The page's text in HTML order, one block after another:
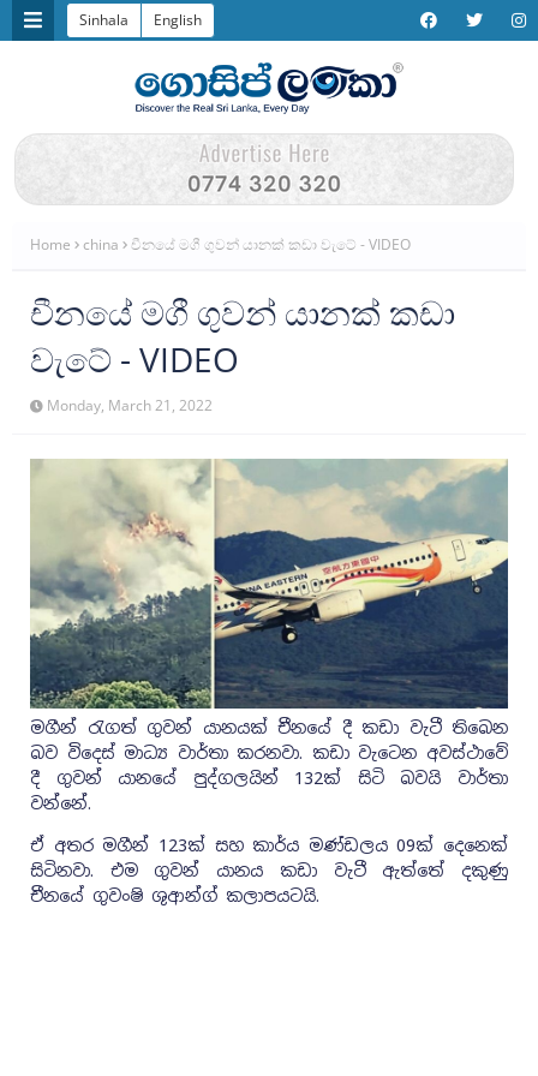
Sinhala English
Home china චීනයේ මගී ගුවන් යානක් කඩා වැටේ - VIDEO
චීනයේ මගී ගුවන් යානක් කඩා
වැටේ - VIDEO
Monday, March 21, 2022
මගීන් ‍රැගත් ගුවන් යානයක් චීනයේ දී කඩා වැටී තිබෙන
බව විදෙස් මාධ්‍ය වාර්තා කරනවා. කඩා වැටෙන අවස්ථාවේ
දී ගුවන් යානයේ පුද්ගලයින් 132ක් සිටි බවයි වාර්තා
වන්නේ.
ඒ අතර මගීන් 123ක් සහ කාර්ය මණ්ඩලය 09ක් දෙනෙක්
සිටිනවා. එම ගුවන් යානය කඩා වැටී ඇත්තේ දකුණු
චීනයේ ගුවංෂි ශුආන්ග් කලාපයටයි.